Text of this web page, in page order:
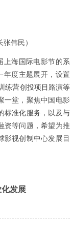
伟民）
上海国际电影节的系
年度主题展开，设置
练营创投项目路演等
一堂，聚焦中国电影
标准化服务，以及与
资等问题，希望为推
影视创制中心发展目
发展